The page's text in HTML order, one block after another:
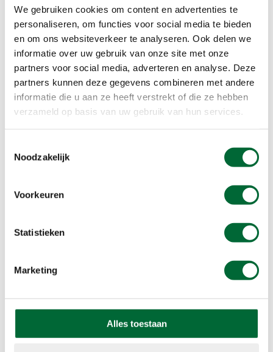
We gebruiken cookies om content en advertenties te
personaliseren, om functies voor social media te bieden
en om ons websiteverkeer te analyseren. Ook delen we
informatie over uw gebruik van onze site met onze
partners voor social media, adverteren en analyse. Deze
partners kunnen deze gegevens combineren met andere
informatie die u aan ze heeft verstrekt of die ze hebben
verzameld op basis van uw gebruik van hun services.
Noodzakelijk
Voorkeuren
Statistieken
Marketing
Alles toestaan
Het Kromme Rijnpad (in Odijk) in de herfst
misschien wel het
. Deze 29
Utrecht naar het centrum van Wijk bij Duurstede
en volgt grotendeels een oud jaagpad langs de
Kromme Rijn. Is 29 kilometer toch iets te lang?
Deze route is goed in te delen in kleinere etappes.
Spoorbaan en het Groene Hart
Minstens zo mooi is hetBellopadin het westen
van de provincie. Dit pad volgt deels een oude
spoorbaan. Het andere deel gaat dwars door de